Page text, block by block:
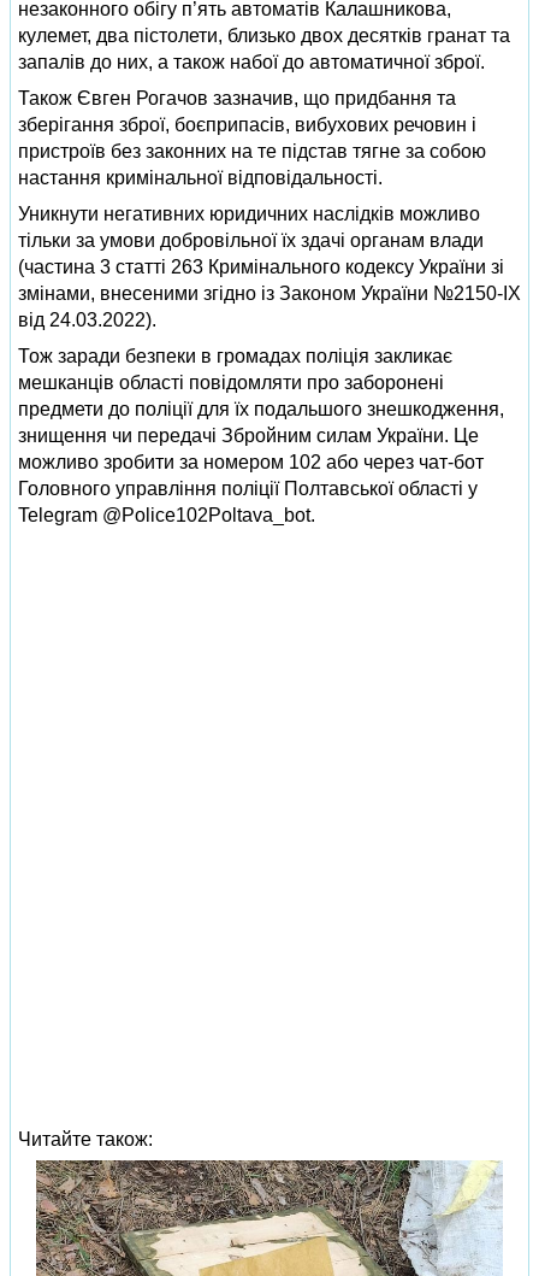
незаконного обігу п’ять автоматів Калашникова,
кулемет, два пістолети, близько двох десятків гранат та
запалів до них, а також набої до автоматичної зброї.
Також Євген Рогачов зазначив, що придбання та
зберігання зброї, боєприпасів, вибухових речовин і
пристроїв без законних на те підстав тягне за собою
настання кримінальної відповідальності.
Уникнути негативних юридичних наслідків можливо
тільки за умови добровільної їх здачі органам влади
(частина 3 статті 263 Кримінального кодексу України зі
змінами, внесеними згідно із Законом України №2150-IX
від 24.03.2022).
Тож заради безпеки в громадах поліція закликає
мешканців області повідомляти про заборонені
предмети до поліції для їх подальшого знешкодження,
знищення чи передачі Збройним силам України. Це
можливо зробити за номером 102 або через чат-бот
Головного управління поліції Полтавської області у
Telegram @Police102Poltava_bot.
Читайте також: